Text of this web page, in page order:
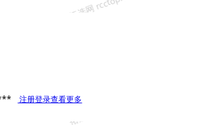
注册登录查看更多